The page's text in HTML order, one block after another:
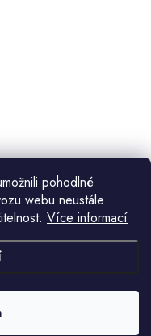
pohodlné
webu neustále
Více informací